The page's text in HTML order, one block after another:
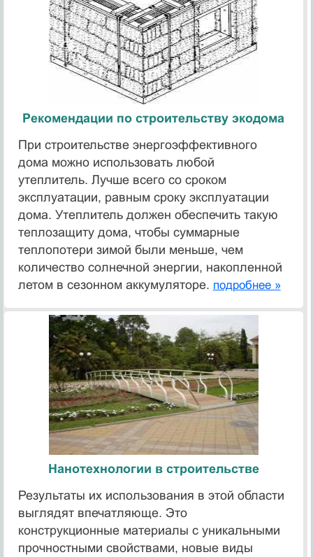
Рекомендации по строительству экодома
При строительстве энергоэффективного
дома можно использовать любой
утеплитель. Лучше всего со сроком
эксплуатации, равным сроку эксплуатации
дома. Утеплитель должен обеспечить такую
теплозащиту дома, чтобы суммарные
теплопотери зимой были меньше, чем
количество солнечной энергии, накопленной
летом в сезонном аккумуляторе. подробнее »
Нанотехнологии в строительстве
Результаты их использования в этой области
выглядят впечатляюще. Это
конструкционные материалы с уникальными
прочностными свойствами, новые виды